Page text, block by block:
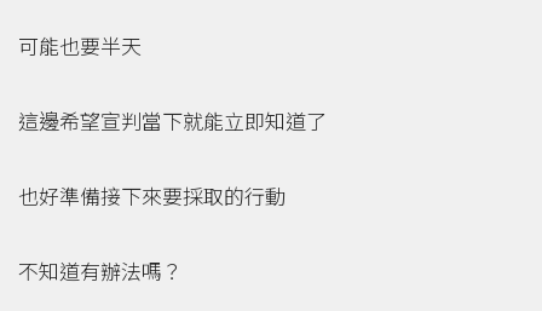
可能也要半天
這邊希望宣判當下就能立即知道了
也好準備接下來要採取的行動
不知道有辦法嗎？